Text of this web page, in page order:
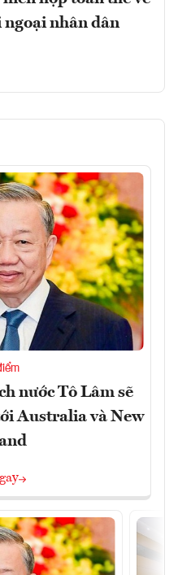
nhân dân
nước Tô Lâm sẽ
Australia và New